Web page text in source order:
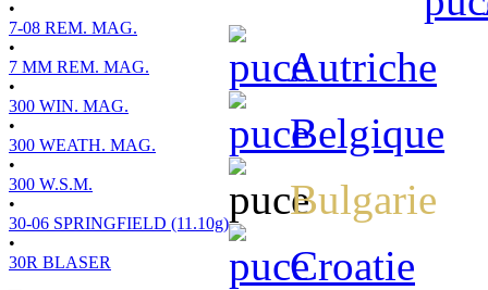
•
7-08 REM. MAG.
•
7 MM REM. MAG.
•
300 WIN. MAG.
•
300 WEATH. MAG.
•
300 W.S.M.
•
30-06 SPRINGFIELD (11.10g)
•
30R BLASER
Autriche
Belgique
Bulgarie
Croatie